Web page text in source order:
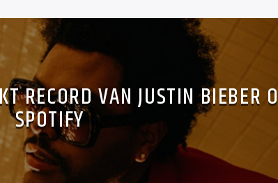
RECORD VAN JUSTIN BIEBER
SPOTIFY